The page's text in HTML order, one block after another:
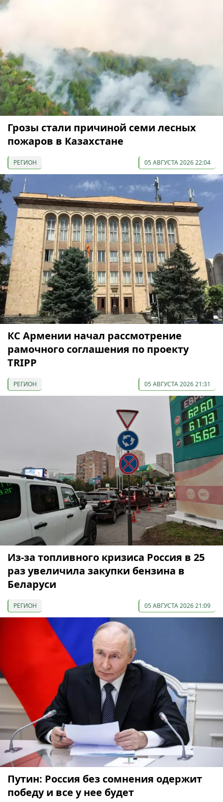
Грозы стали причиной семи лесных
пожаров в Казахстане
РЕГИОН 05 АВГУСТА 2026 22:04
КС Армении начал рассмотрение
рамочного соглашения по проекту
TRIPP
РЕГИОН 05 АВГУСТА 2026 21:31
Из-за топливного кризиса Россия в 25
раз увеличила закупки бензина в
Беларуси
РЕГИОН 05 АВГУСТА 2026 21:09
Путин: Россия без сомнения одержит
победу и все у нее будет